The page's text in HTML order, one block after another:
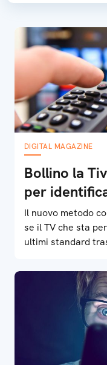
pensata per
DIGITAL MAGAZINE
Bollino la
per
Il nuovo metodo
se il TV che sta
ultimi standard